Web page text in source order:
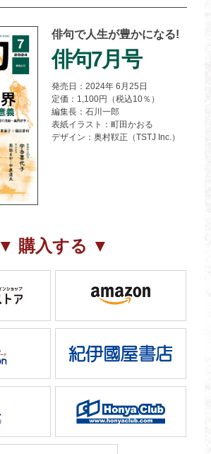
俳句で人生が豊かになる!
俳句7月号
発売日：2024年 6月25日
定価：1,100円（税込10％）
編集長：石川一郎
表紙イラスト：町田かおる
デザイン：奥村靫正（TSTJ Inc.）
▼ 購入する ▼